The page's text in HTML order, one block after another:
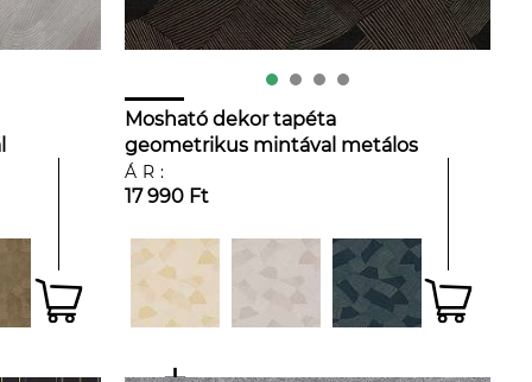
Mosható dekor tapéta
geometrikus mintával metálos
bronz és ezüst színben fekete
háttéren
ÁR:
17 990 Ft